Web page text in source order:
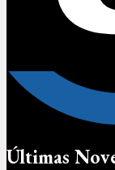
Últimas